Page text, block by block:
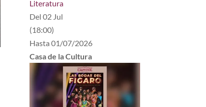
Literatura
Del02 Jul
(18:00)
Hasta01/07/2026
Casa de la Cultura